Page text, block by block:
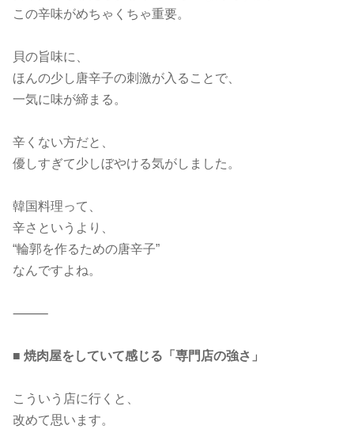
この辛味がめちゃくちゃ重要。
貝の旨味に、
ほんの少し唐辛子の刺激が入ることで、
一気に味が締まる。
辛くない方だと、
優しすぎて少しぼやける気がしました。
韓国料理って、
辛さというより、
“輪郭を作るための唐辛子”
なんですよね。
⸻
■ 焼肉屋をしていて感じる「専門店の強さ」
こういう店に行くと、
改めて思います。